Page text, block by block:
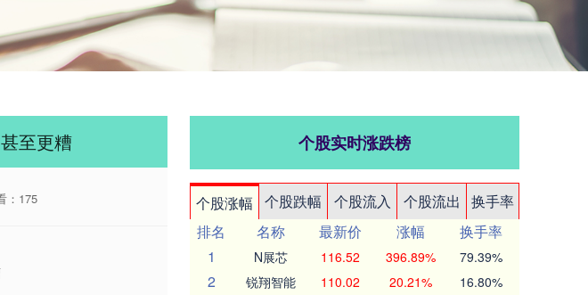
至更糟
：175
个股实时涨跌榜
个股涨幅 个股跌幅 个股流入 个股流出
换手率
排名
名称 最新价 涨幅
换手率
1
N展芯 116.52 396.89% 79.39%
2 锐翔智能 110.02 20.21% 16.80%